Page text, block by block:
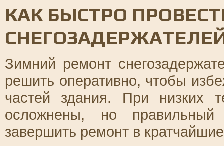
КАК БЫСТРО
Зимний ремонт
решить оперативно, чтобы
частей здания. При низких
осложнены, но
завершить ремонт в